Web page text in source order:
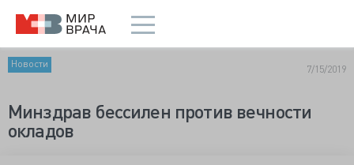
Новости 7/15/2019
Минздрав бессилен против вечности
окладов